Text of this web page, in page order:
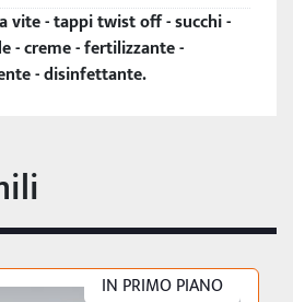
vite - tappi twist off - succhi -
- creme - fertilizzante -
- disinfettante.
IN PRIMO PIANO